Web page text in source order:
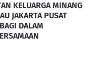
KELUARGA MINANG
JAKARTA PUSAT
DALAM